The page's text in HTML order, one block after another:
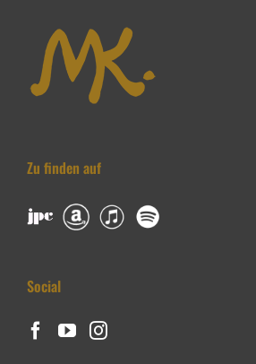
Zu finden auf
Social